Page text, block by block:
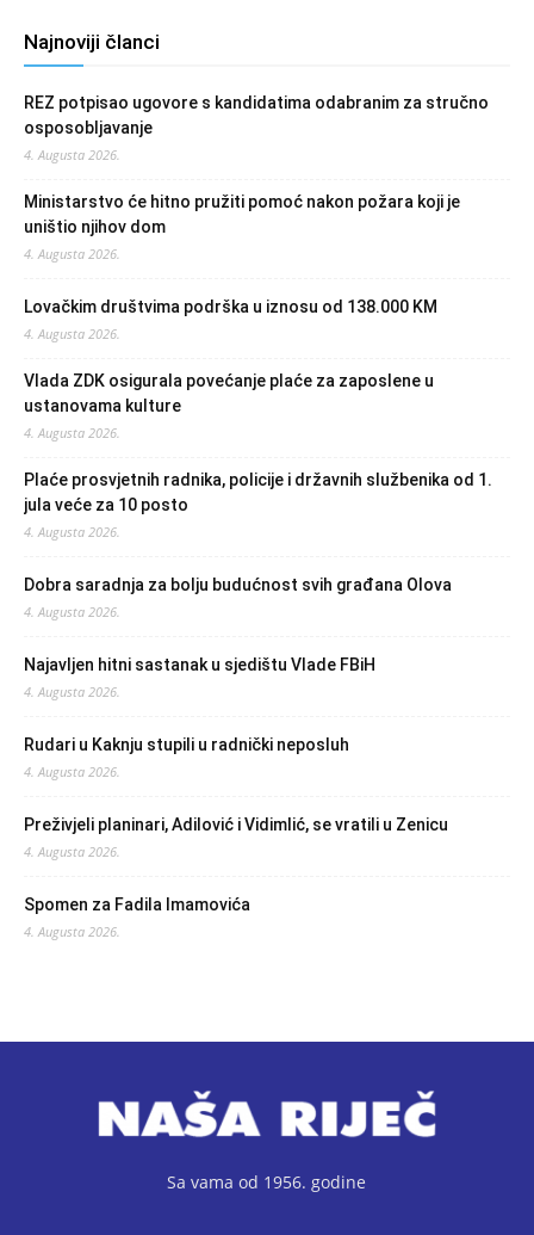
Najnoviji članci
REZ potpisao ugovore s kandidatima odabranim za stručno
osposobljavanje
4. Augusta 2026.
Ministarstvo će hitno pružiti pomoć nakon požara koji je
uništio njihov dom
4. Augusta 2026.
Lovačkim društvima podrška u iznosu od 138.000 KM
4. Augusta 2026.
Vlada ZDK osigurala povećanje plaće za zaposlene u
ustanovama kulture
4. Augusta 2026.
Plaće prosvjetnih radnika, policije i državnih službenika od 1.
jula veće za 10 posto
4. Augusta 2026.
Dobra saradnja za bolju budućnost svih građana Olova
4. Augusta 2026.
Najavljen hitni sastanak u sjedištu Vlade FBiH
4. Augusta 2026.
Rudari u Kaknju stupili u radnički neposluh
4. Augusta 2026.
Preživjeli planinari, Adilović i Vidimlić, se vratili u Zenicu
4. Augusta 2026.
Spomen za Fadila Imamovića
4. Augusta 2026.
Sa vama od 1956. godine